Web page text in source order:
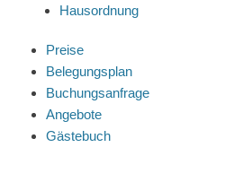
Hausordnung
Preise
Belegungsplan
Buchungsanfrage
Angebote
Gästebuch